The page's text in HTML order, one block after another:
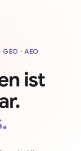
· AEO
ist